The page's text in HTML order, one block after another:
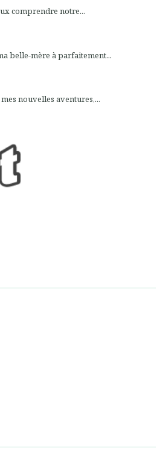
comprendre notre...
belle-mère à parfaitement...
nouvelles aventures,...